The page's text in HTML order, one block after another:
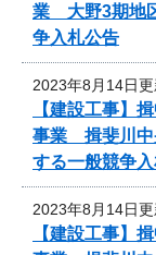
業 大野3期地
争入札公告
2023年8月14日
【建設工事】
事業 揖斐川
する一般競争
2023年8月14日
【建設工事】